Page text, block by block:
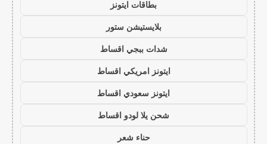
بطاقات ايتونز
بلايستيشن ستور
شدات ببجي اقساط
ايتونز امريكي اقساط
ايتونز سعودي اقساط
شحن يلا لودو اقساط
حناء شعر